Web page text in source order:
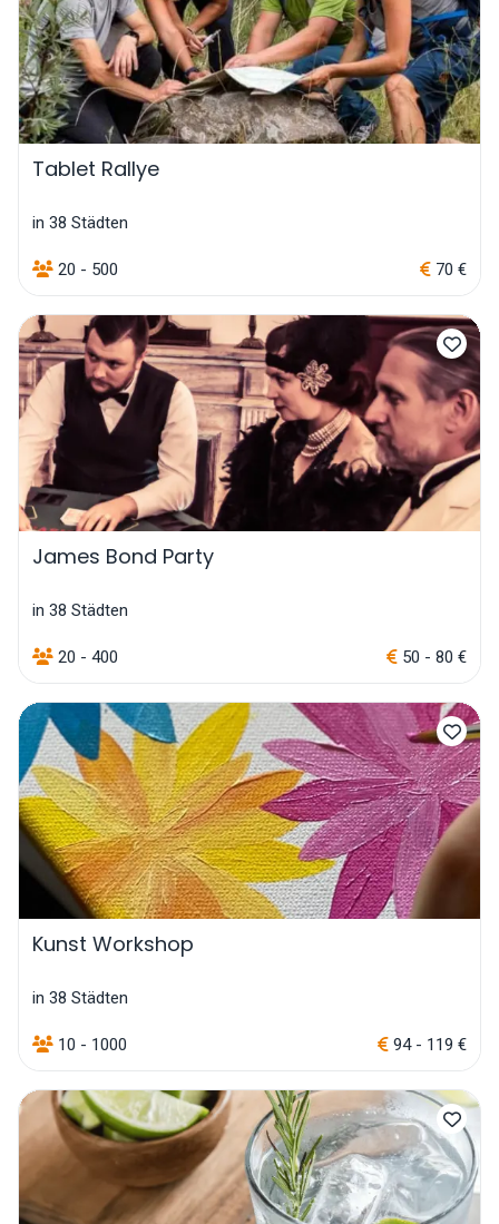
Tablet Rallye
in 38 Städten
20 - 500 70 €
James Bond Party
in 38 Städten
20 - 400 50 - 80 €
Kunst Workshop
in 38 Städten
10 - 1000 94 - 119 €